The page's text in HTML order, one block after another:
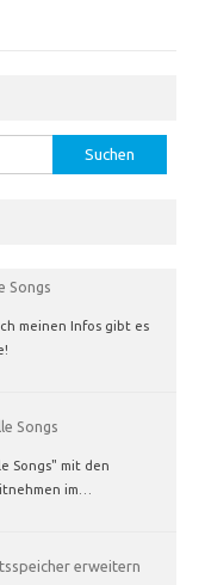
Songs
meinen Infos gibt es
Songs
Songs" mit den
im…
erweitern